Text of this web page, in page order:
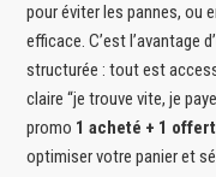
pour éviter les pannes, ou
efficace. C’est l’avantage
structurée : tout est
claire “je trouve vite, je
promo 1 acheté + 1 offert
optimiser votre panier et